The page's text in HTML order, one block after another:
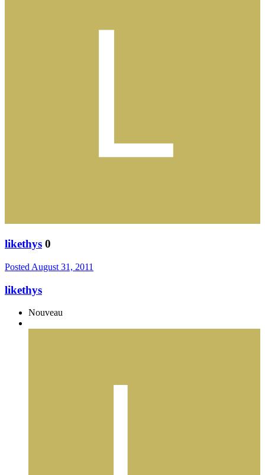
likethys 0
Posted August 31, 2011
likethys
Nouveau